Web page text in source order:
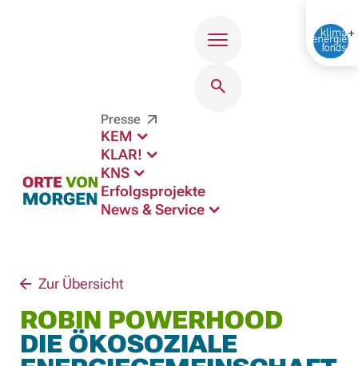
Presse
KEM
KLAR!
KNS
Erfolgsprojekte
News & Service
Zur Übersicht
ROBIN POWERHOOD
DIE ÖKOSOZIALE